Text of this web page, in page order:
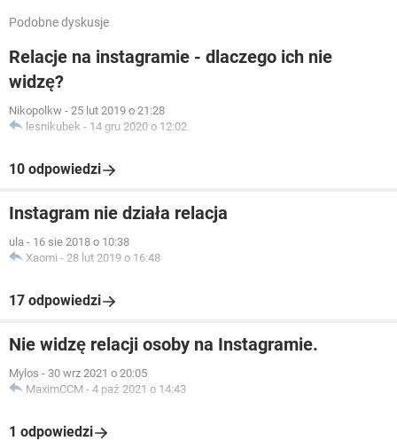
Podobne dyskusje
Relacje na instagramie - dlaczego ich nie
widzę?
Nikopolkw - 25 lut 2019 o 21:28
lesnikubek - 14 gru 2020 o 12:02
10 odpowiedzi
Instagram nie działa relacja
ula - 16 sie 2018 o 10:38
Xaomi - 28 lut 2019 o 16:48
17 odpowiedzi
Nie widzę relacji osoby na Instagramie.
Mylos - 30 wrz 2021 o 20:05
MaximCCM - 4 paź 2021 o 14:43
1 odpowiedzi